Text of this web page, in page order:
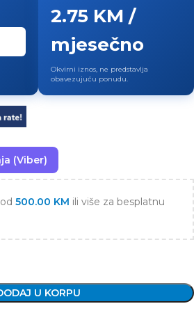
2.75 KM /
mjesečno
Okvirni iznos, ne predstavlja
obavezujuću ponudu.
(Viber)
500.00 KM ili više za besplatnu
U KORPU